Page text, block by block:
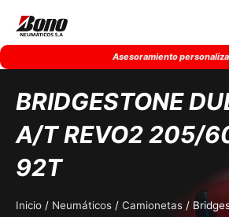
contenido
Asesoramiento
BRIDGESTONE
A/T REVO2 205/
92T
Inicio / Neumáticos / Camionetas /